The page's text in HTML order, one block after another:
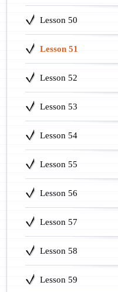
Lesson 50
Lesson 51
Lesson 52
Lesson 53
Lesson 54
Lesson 55
Lesson 56
Lesson 57
Lesson 58
Lesson 59